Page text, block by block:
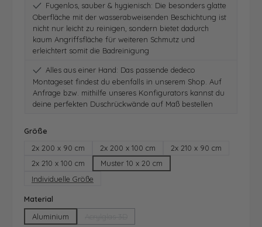
Fugenlos, sauber & hygienisch: Die besonders glatte
Oberfläche mit der wasserabweisenden Beschichtung ist
nicht nur leicht zu reinigen, sondern bietet dadurch
kaum Angriffsfläche für weiteren Schmutz und
erleichtert somit die Badreinigung
Alles aus einer Hand: Das passende dedeco
Montageset findest du ebenfalls in unserem Shop. Auf
Anfrage bzw. mithilfe unseres Konfigurators kannst du
deine perfekten Duschrückwände auf Maß bestellen
Größe
2x 200 x 90 cm
2x 200 x 100 cm
2x 210 x 90 cm
2x 210 x 100 cm
Muster 10 x 20 cm
Individuelle Größe
Material
Aluminium